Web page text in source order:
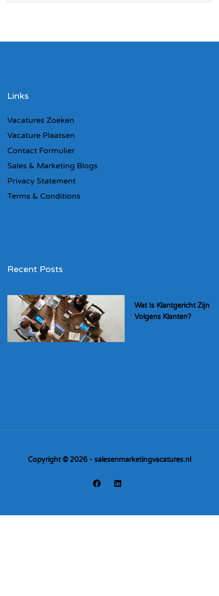
Links
Vacatures Zoeken
Vacature Plaatsen
Contact Formulier
Sales & Marketing Blogs
Privacy Statement
Terms & Conditions
Recent Posts
Wat Is Klantgericht Zijn
Volgens Klanten?
Copyright © 2026 - salesenmarketingvacatures.nl